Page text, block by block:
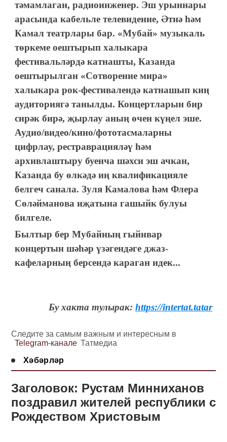
тәмамлаган, радиоинженер. Эш урыннары
арасында кабельле телевидение, Әтнә һәм
Камал театрлары бар. «Мубай» музыкаль
төркеме оештырып халыкара
фестивальләрдә катнашты, Казанда
оештырылган «Сотворение мира»
халыкара рок-фестивалендә катнашып киң
аудиториягә танылды. Концертларын бир
сирәк бирә, җырлау аның өчен күңел эше.
Аудио/видео/кино/фототасмаларны
цифрлау, рестраврацияләү һәм
архивлаштыру буенча шәхси эш ачкан,
Казанда бу өлкәдә иң квалификацияле
белгеч санала. Зуля Камалова һәм Флера
Сөләйманова иҗатына гашыйк булуы
билгеле.
Былтыр бер Мубайның гыйнвар
концертын шәһәр үзәгендәге джаз-
кафеларның берсендә караган идек...
Бу хакта тулырак: https://intertat.tatar
Следите за самым важным и интересным в
Telegram-канале Татмедиа
Хәбәрләр
Заголовок: Рустам Минниханов
поздравил жителей республики с
Рождеством Христовым